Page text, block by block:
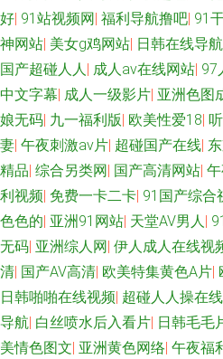
好| 91站视频网| 福利导航撸吧| 91
神网站| 美女g鸡网站| 日韩在线导航
国产超碰人人| 成人av在线网站| 97
中文字幕| 成人一级影片| 亚洲色图
娘无码| 九一福利版| 欧美性爱18|
妻| 午夜刺激av片| 超碰国产在线|
精品| 综合另类网| 国产高清网站|
利视频| 免费一卡二卡| 91国产综合
色色的| 亚洲91网站| 天堂AV男人|
无码| 亚洲综人网| 伊人成人在线视
清| 国产AV高清| 欧美特集黄色A片|
日韩啪啪在线视频| 超碰人人操在线
导航| 白丝喷水后入看片| 日韩毛毛
美情色图文| 亚洲黄色网络| 午夜福